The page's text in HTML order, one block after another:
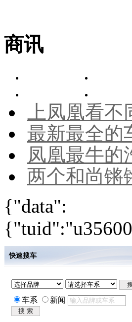
商讯
上凤凰看
最新最全的
凤凰最牛的
两个和尚锵
{"data":
快速搜车
车系 新闻